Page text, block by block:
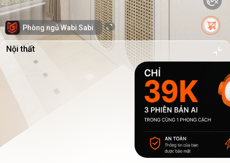
Phòng ngủ Wabi Sabi
Nội thất